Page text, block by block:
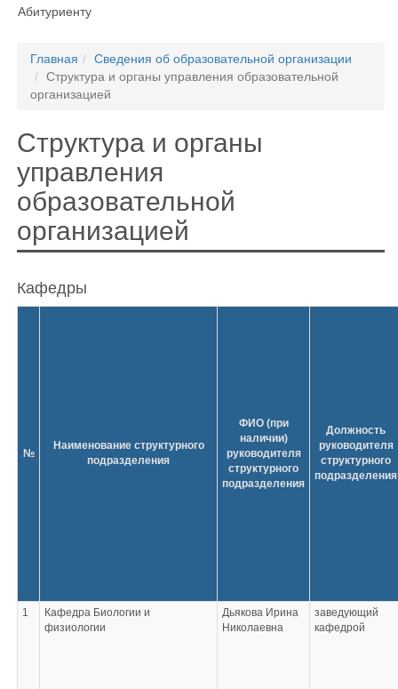
Абитуриенту
Главная
Сведения об образовательной организации
Структура и органы управления образовательной
организацией
Структура и органы
управления
образовательной
организацией
Кафедры
№
Наименование структурного
подразделения
ФИО (при
наличии)
руководителя
структурного
подразделения
Должность
руководителя
структурного
подразделения
1
Кафедра Биологии и
физиологии
Дьякова Ирина
Николаевна
заведующий
кафедрой